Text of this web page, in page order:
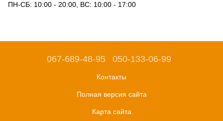
ПН-СБ: 10:00 - 20:00, ВС: 10:00 - 17:00
067-689-48-95 050-133-06-99
Контакты
Полная версия сайта
Карта сайта